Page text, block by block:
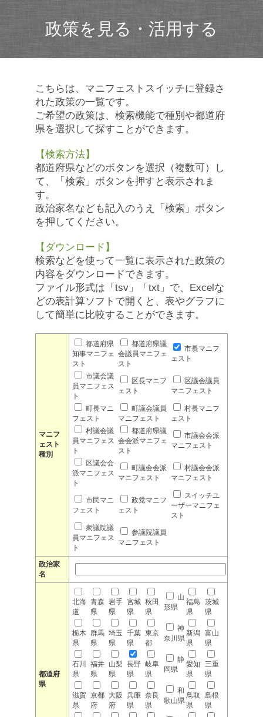
政策を見る・活用する
こちらは、マニフェストスイッチに登録さ
れた政策の一覧です。
ご希望の政策は、検索機能で種別や都道府
県を選択して探すことができます。
【検索方法】
都道府県などのボタンを選択（複数可）し
て、「検索」ボタンを押すと表示されま
す。
政治家名なども記入のうえ「検索」ボタン
を押してください。
【ダウンロード】
検索などを使って一覧に表示された政策の
内容をダウンロードできます。
ファイル形式は「tsv」「txt」で、Excelな
どの表計算ソフトで開くと、表やグラフに
して簡単に比較することができます。
マニフ
ェスト
種別
都道府県
知事マニフェ
スト
都道府県議
会議員マニフェ
スト
市長マニフ
ェスト
市議会議
員マニフェス
ト
区長マニフ
ェスト
区議会議員
マニフェスト
町長マニ
フェスト
町議会議員
マニフェスト
村長マニフ
ェスト
村議会議
員マニフェス
ト
都道府県議
会会派マニフェ
スト
市議会会派
マニフェスト
区議会会
派マニフェス
ト
町議会会派
マニフェスト
村議会会派
マニフェスト
市民マニ
フェスト
政党マニフ
ェスト
スイッチユ
ーザーマニフェ
スト
衆議院議
員マニフェス
ト
参議院議員
マニフェスト
政治家
名
都道府
県
北海
道
青森
県
岩手
県
宮城
県
秋田
県
山
形県
福島
県
茨城
県
栃木
県
群馬
県
埼玉
県
千葉
県
東京
都
神
奈川県
新潟
県
富山
県
石川
県
福井
県
山梨
県
長野
県
岐阜
県
静
岡県
愛知
県
三重
県
滋賀
県
京都
府
大阪
府
兵庫
県
奈良
県
和
歌山県
鳥取
県
島根
県